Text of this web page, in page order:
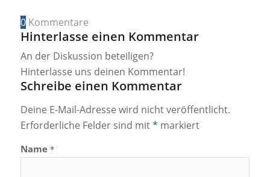
0 Kommentare
Hinterlasse einen Kommentar
An der Diskussion beteiligen?
Hinterlasse uns deinen Kommentar!
Schreibe einen Kommentar
Deine E-Mail-Adresse wird nicht veröffentlicht.
Erforderliche Felder sind mit* markiert
Name *